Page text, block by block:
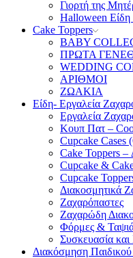
Γιορτή της
Halloween
Cake Toppers
BABY
ΠΡΩΤΑ
WEDDING
ΑΡΙΘΜΟΙ
ΖΩΑΚΙΑ
Είδη- Εργαλεία
Εργαλεία
Κουπ Πατ –
Cupcake Cases
Cake Toppers –
Cupcake &
Cupcake
Διακοσμητικά
Ζαχαρόπαστες
Ζαχαρώδη
Φόρμες &
Συσκευασία
Διακόσμηση